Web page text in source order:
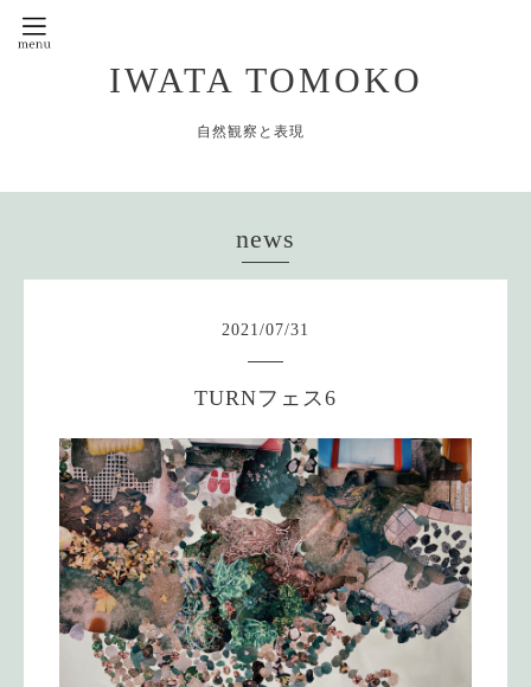
IWATA TOMOKO
自然観察と表現
news
2021/07/31
TURNフェス6